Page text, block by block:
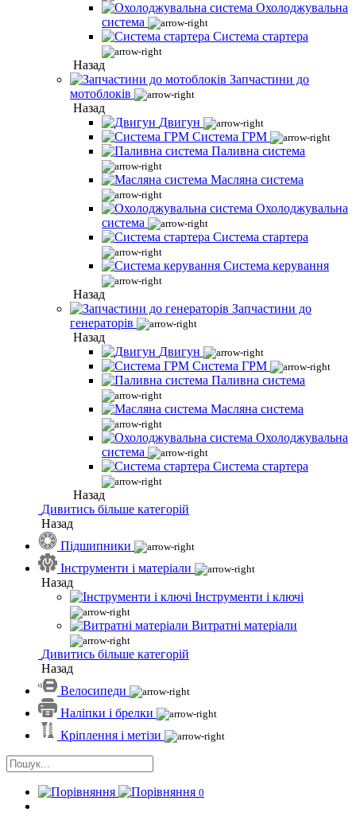
Охолоджувальна
система
Система стартера
Назад
Запчастини до
мотоблоків
Назад
Двигун
Система ГРМ
Паливна система
Масляна система
Охолоджувальна
система
Система стартера
Система керування
Назад
Запчастини до
генераторів
Назад
Двигун
Система ГРМ
Паливна система
Масляна система
Охолоджувальна
система
Система стартера
Назад
Дивитись більше категорій
Назад
Підшипники
Інструменти і матеріали
Назад
Інструменти і ключі
Витратні матеріали
Дивитись більше категорій
Назад
Велосипеди
Наліпки і брелки
Кріплення і метізи
0